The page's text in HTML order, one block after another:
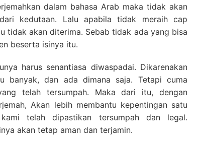
dalam bahasa Arab maka tidak akan
kedutaan. Lalu apabila tidak meraih cap
tidak akan diterima. Sebab tidak ada yang bisa
beserta isinya itu.
harus senantiasa diwaspadai. Dikarenakan
banyak, dan ada dimana saja. Tetapi cuma
telah tersumpah. Maka dari itu, dengan
Akan lebih membantu kepentingan satu
telah dipastikan tersumpah dan legal.
akan tetap aman dan terjamin.